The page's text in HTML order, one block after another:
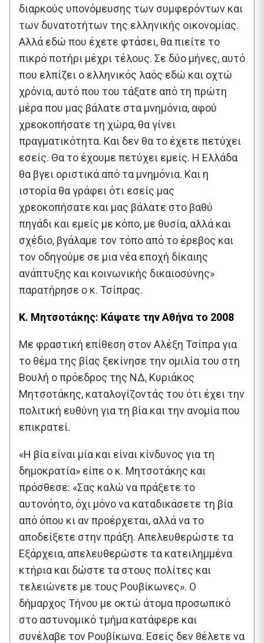
διαρκούς υπονόμευσης των συμφερόντων και
των δυνατοτήτων της ελληνικής οικονομίας.
Αλλά εδώ που έχετε φτάσει, θα πιείτε το
πικρό ποτήρι μέχρι τέλους. Σε δύο μήνες, αυτό
που ελπίζει ο ελληνικός λαός εδώ και οχτώ
χρόνια, αυτό που του τάξατε από τη πρώτη
μέρα που μας βάλατε στα μνημόνια, αφού
χρεοκοπήσατε τη χώρα, θα γίνει
πραγματικότητα. Και δεν θα το έχετε πετύχει
εσείς. Θα το έχουμε πετύχει εμείς. Η Ελλάδα
θα βγει οριστικά από τα μνημόνια. Και η
ιστορία θα γράφει ότι εσείς μας
χρεοκοπήσατε και μας βάλατε στο βαθύ
πηγάδι και εμείς με κόπο, με θυσία, αλλά και
σχέδιο, βγάλαμε τον τόπο από το έρεβος και
τον οδηγούμε σε μια νέα εποχή δίκαιης
ανάπτυξης και κοινωνικής δικαιοσύνης»
παρατήρησε ο κ. Τσίπρας.
Κ. Μητσοτάκης: Κάψατε την Αθήνα το 2008
Με φραστική επίθεση στον Αλέξη Τσίπρα για
το θέμα της βίας ξεκίνησε την ομιλία του στη
Βουλή ο πρόεδρος της ΝΔ, Κυριάκος
Μητσοτάκης, καταλογίζοντάς του ότι έχει την
πολιτική ευθύνη για τη βία και την ανομία που
επικρατεί.
«Η βία είναι μία και είναι κίνδυνος για τη
δημοκρατία» είπε ο κ. Μητσοτάκης και
πρόσθεσε: «Σας καλώ να πράξετε το
αυτονόητο, όχι μόνο να καταδικάσετε τη βία
από όπου κι αν προέρχεται, αλλά να το
αποδείξετε στην πράξη. Απελευθερώστε τα
Εξάρχεια, απελευθερώστε τα κατειλημμένα
κτήρια και δώστε τα στους πολίτες και
τελειώνετε με τους Ρουβίκωνες». Ο
δήμαρχος Τήνου με οκτώ άτομα προσωπικό
στο αστυνομικό τμήμα κατάφερε και
συνέλαβε τον Ρουβίκωνα. Εσείς δεν θέλετε να